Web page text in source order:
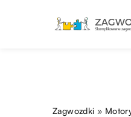
Zagwozdki »